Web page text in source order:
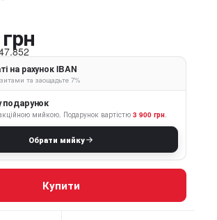
на рахунок IBAN
та заощадьте 7%
подарунок
мийкою. Подарунок вартістю 3 900 грн.
Обрати мийку
Купити